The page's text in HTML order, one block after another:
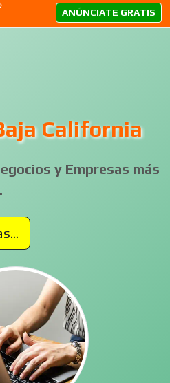
ANÚNCIATE GRATIS
California
y Empresas más